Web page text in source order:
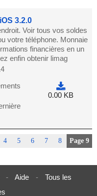
3.2.0
Voir tous vos soldes
votre téléphone. Monnaie
financières en un
enfin obtenir limag
0.00 KB
4 5 6 7 8 Page 9
- Aide -
Tous les